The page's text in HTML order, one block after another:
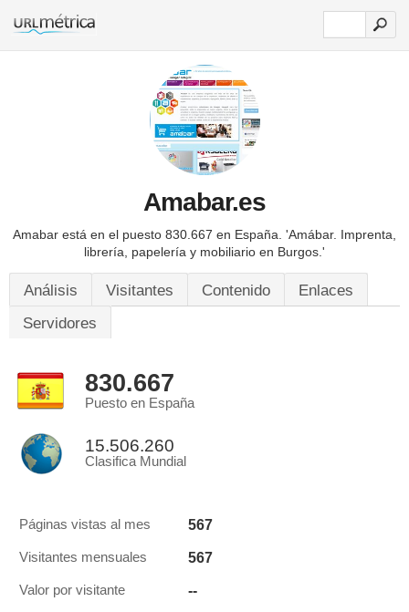
Amabar.es
Amabar está en el puesto 830.667 en España. 'Amábar. Imprenta,
librería, papelería y mobiliario en Burgos.'
Análisis Visitantes Contenido
Enlaces
Servidores
830.667
Puesto en España
15.506.260
Clasifica Mundial
Páginas vistas al mes 567
Visitantes mensuales 567
Valor por visitante --